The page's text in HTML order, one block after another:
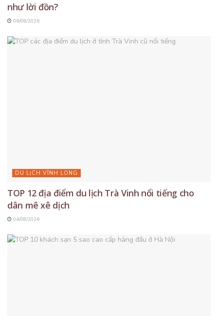
như lời đồn?
06/08/2026
DU LỊCH VĨNH LONG
TOP 12 địa điểm du lịch Trà Vinh nổi tiếng cho
dân mê xê dịch
04/08/2026